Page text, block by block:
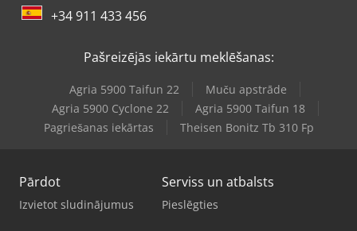
+34 911 433 456
Pašreizējās iekārtu meklēšanas:
Agria 5900 Taifun 22
Muču apstrāde
Agria 5900 Cyclone 22
Agria 5900 Taifun 18
Pagriešanas iekārtas
Theisen Bonitz Tb 310 Fp
Pārdot
Izvietot sludinājumus
Serviss un atbalsts
Pieslēgties